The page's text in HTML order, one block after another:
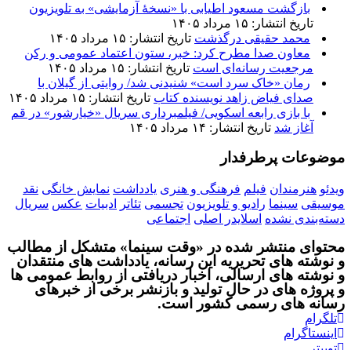
بازگشت مسعود اطیابی با «نسخهٔ آزمایشی» به تلویزیون
تاریخ انتشار: ۱۵ مرداد ۱۴۰۵
محمد حقیقی درگذشت تاریخ انتشار: ۱۵ مرداد ۱۴۰۵
معاون صدا مطرح کرد: خبر، ستون اعتماد عمومی و رکن
مرجعیت رسانه‌ای است تاریخ انتشار: ۱۵ مرداد ۱۴۰۵
رمان «خاک سرد است» شنیدنی شد/ روایتی از گیلان با
صدای فیاض زاهد نویسنده کتاب تاریخ انتشار: ۱۵ مرداد ۱۴۰۵
با بازی رابعه اسکویی/ فیلمبرداری سریال «خیارشور» در قم
آغاز شد تاریخ انتشار: ۱۴ مرداد ۱۴۰۵
موضوعات پرطرفدار
ویدئو هنرمندان فیلم فرهنگی و هنری یادداشت نمایش خانگی نقد
موسیقی سینما رادیو و تلویزیون تجسمی تئاتر ادبیات عکس سریال
دسته‌بندی نشده اسلایدر اصلی اجتماعی
محتوای منتشر شده در «وقت سینما» متشکل از مطالب
و نوشته های تحریریه این رسانه، یادداشت های منتقدان
و نوشته های ارسالی، اخبار دریافتی از روابط عمومی ها
و پروژه های در حال تولید و بازنشر برخی از خبرهای
رسانه های رسمی کشور است.
تلگرام
اینستاگرام